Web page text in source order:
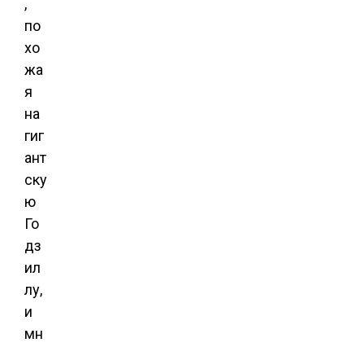
,
по
хо
жа
я
на
гиг
ант
ску
ю
Го
дз
ил
лу,
и
мн